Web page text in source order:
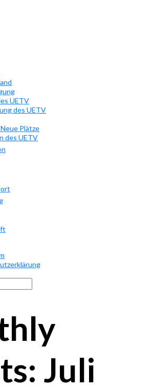
UETV
des UETV
Plätze
des UETV
Juli